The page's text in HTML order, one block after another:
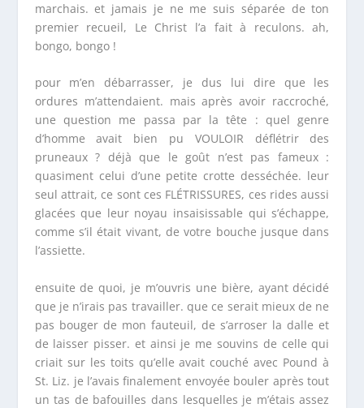
marchais. et jamais je ne me suis séparée de ton
premier recueil, Le Christ l’a fait à reculons. ah,
bongo, bongo !
pour m’en débarrasser, je dus lui dire que les
ordures m’attendaient. mais après avoir raccroché,
une question me passa par la tête : quel genre
d’homme avait bien pu VOULOIR déflétrir des
pruneaux ? déjà que le goût n’est pas fameux :
quasiment celui d’une petite crotte desséchée. leur
seul attrait, ce sont ces FLÉTRISSURES, ces rides aussi
glacées que leur noyau insaisissable qui s’échappe,
comme s’il était vivant, de votre bouche jusque dans
l’assiette.
ensuite de quoi, je m’ouvris une bière, ayant décidé
que je n’irais pas travailler. que ce serait mieux de ne
pas bouger de mon fauteuil, de s’arroser la dalle et
de laisser pisser. et ainsi je me souvins de celle qui
criait sur les toits qu’elle avait couché avec Pound à
St. Liz. je l’avais finalement envoyée bouler après tout
un tas de bafouilles dans lesquelles je m’étais assez